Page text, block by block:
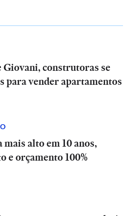
Giovani, construtoras se
para vender apartamentos
alto em 10 anos,
e orçamento 100%